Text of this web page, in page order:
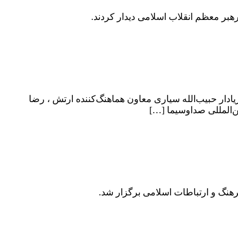
حبیب‌الله سیاری معاون هماهنگ‌کننده ارتش ، رضا